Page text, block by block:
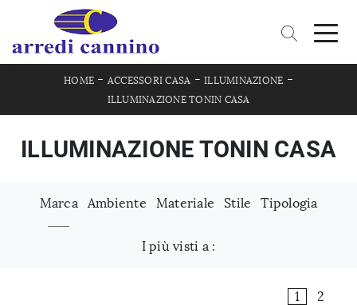
HOME - ACCESSORI CASA -ILLUMINAZIONE -
ILLUMINAZIONE TONIN CASA
ILLUMINAZIONE TONIN CASA
Marca Ambiente Materiale Stile Tipologia
I più visti a :
1 2